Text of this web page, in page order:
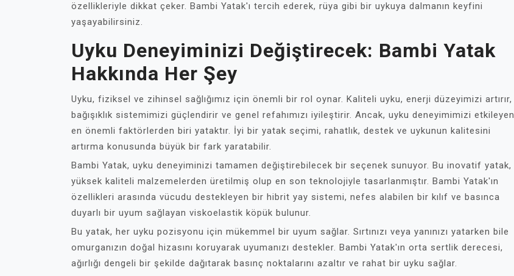
özellikleriyle dikkat çeker. Bambi Yatak'ı tercih ederek, rüya gibi bir uykuya dalmanın keyfini
yaşayabilirsiniz.
Uyku Deneyiminizi Değiştirecek: Bambi Yatak
Hakkında Her Şey
Uyku, fiziksel ve zihinsel sağlığımız için önemli bir rol oynar. Kaliteli uyku, enerji düzeyimizi artırır,
bağışıklık sistemimizi güçlendirir ve genel refahımızı iyileştirir. Ancak, uyku deneyimimizi etkileyen
en önemli faktörlerden biri yataktır. İyi bir yatak seçimi, rahatlık, destek ve uykunun kalitesini
artırma konusunda büyük bir fark yaratabilir.
Bambi Yatak, uyku deneyiminizi tamamen değiştirebilecek bir seçenek sunuyor. Bu inovatif yatak,
yüksek kaliteli malzemelerden üretilmiş olup en son teknolojiyle tasarlanmıştır. Bambi Yatak'ın
özellikleri arasında vücudu destekleyen bir hibrit yay sistemi, nefes alabilen bir kılıf ve basınca
duyarlı bir uyum sağlayan viskoelastik köpük bulunur.
Bu yatak, her uyku pozisyonu için mükemmel bir uyum sağlar. Sırtınızı veya yanınızı yatarken bile
omurganızın doğal hizasını koruyarak uyumanızı destekler. Bambi Yatak'ın orta sertlik derecesi,
ağırlığı dengeli bir şekilde dağıtarak basınç noktalarını azaltır ve rahat bir uyku sağlar.